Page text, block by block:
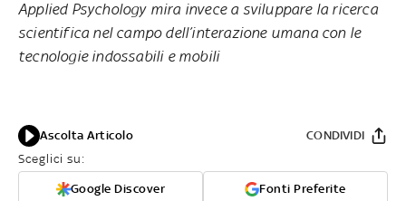
Applied Psychology mira invece a sviluppare la ricerca
scientifica nel campo dell’interazione umana con le
tecnologie indossabili e mobili
Ascolta Articolo
Sceglici su:
Google Discover Fonti Preferite
CONDIVIDI